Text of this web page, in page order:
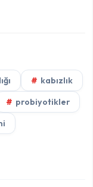
kabızlık
probiyotikler